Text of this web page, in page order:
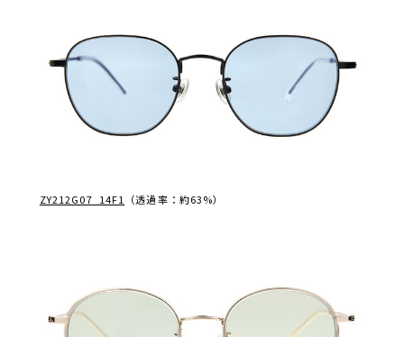
ZY212G07_14F1 （透過率：約63%）